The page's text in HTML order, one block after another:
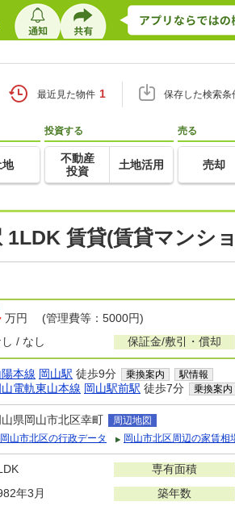
最近見た物件 1 保存した検索条
地
投資する
不動産
投資
土地活用
売る
売却
1LDK 賃貸(賃貸マンシ
万円 (管理費等：5000円)
/ なし 保証金/敷引・償却
本線 岡山駅 徒歩9分 乗換案内 駅情報
山電軌東山本線 岡山駅前駅 徒歩7分 乗換案内
山県岡山市北区幸町
周辺地図
岡山市北区の行政データ
岡山市北区周辺の家賃相
専有面積
年3月 築年数